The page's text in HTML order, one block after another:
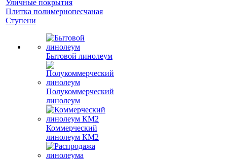
Уличные покрытия
Плитка полимернопесчаная
Ступени
Бытовой линолеум
Полукоммерческий
линолеум
Коммерческий
линолеум КМ2